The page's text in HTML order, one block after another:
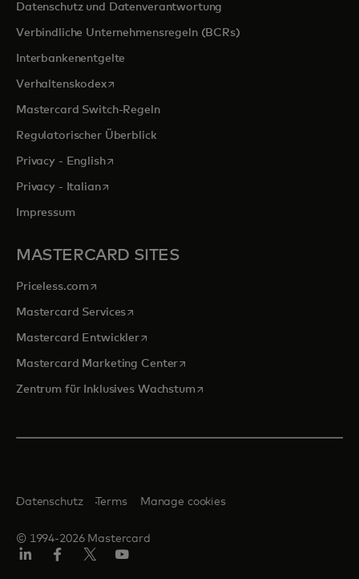
Datenschutz und Datenverantwortung
Verbindliche Unternehmensregeln (BCRs)
Interbankenentgelte
Verhaltenskodexwird in einer neuen Registerkarte geöffnet
Mastercard Switch-Regeln
Regulatorischer Überblick
Privacy - Englishwird in einer neuen Registerkarte geöffnet
Privacy - Italianwird in einer neuen Registerkarte geöffnet
Impressum
MASTERCARD SITES
Priceless.com wird in einer neuen Registerkarte geöffnet
Mastercard Serviceswird in einer neuen Registerkarte geöffnet
Mastercard Entwicklerwird in einer neuen Registerkarte
Mastercard Marketing Centerwird in einer neuen
Zentrum für Inklusives Wachstumwird in einer neuen
© 1994-2026 Mastercard
Datenschutz Terms Manage cookies